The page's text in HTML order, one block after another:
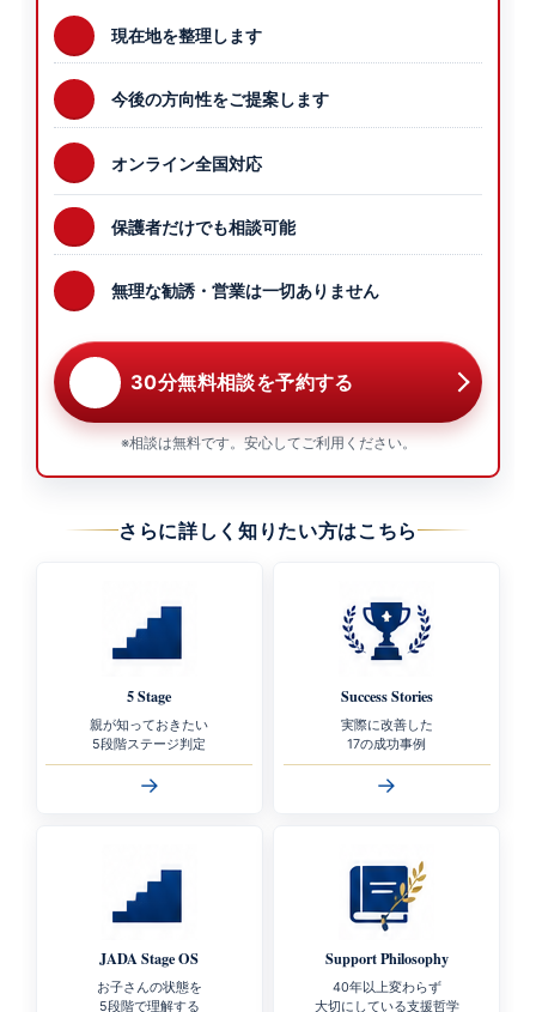
現在地を整理します
今後の方向性をご提案します
オンライン全国対応
保護者だけでも相談可能
無理な勧誘・営業は一切ありません
30分無料相談を予約する
※相談は無料です。安心してご利用ください。
さらに詳しく知りたい方はこちら
5 Stage
親が知っておきたい
5段階ステージ判定
→
Success Stories
実際に改善した
17の成功事例
→
JADA Stage OS
お子さんの状態を
5段階で理解する
Support Philosophy
40年以上変わらず
大切にしている支援哲学